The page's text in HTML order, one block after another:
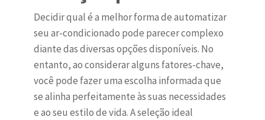
Decidir qual é a melhor forma de automatizar
seu ar-condicionado pode parecer complexo
diante das diversas opções disponíveis. No
entanto, ao considerar alguns fatores-chave,
você pode fazer uma escolha informada que
se alinha perfeitamente às suas necessidades
e ao seu estilo de vida. A seleção ideal